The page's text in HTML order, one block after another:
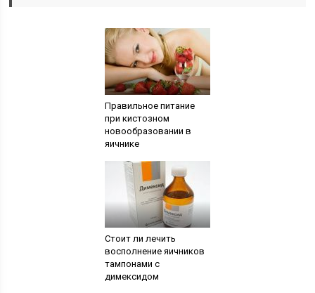
Правильное питание
при кистозном
новообразовании в
яичнике
Стоит ли лечить
восполнение яичников
тампонами с
димексидом